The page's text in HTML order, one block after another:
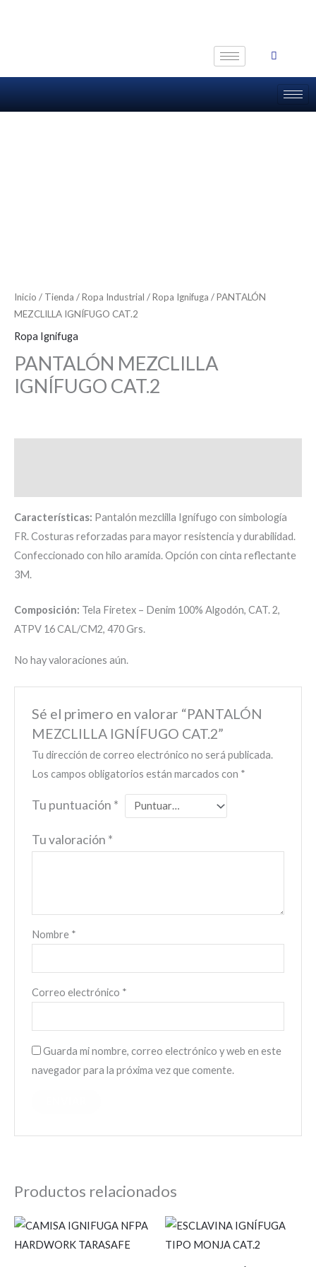
Inicio / Tienda /Ropa Industrial /Ropa Ignifuga / PANTALÓN
MEZCLILLA IGNÍFUGO CAT.2
Ropa Ignifuga
PANTALÓN MEZCLILLA
IGNÍFUGO CAT.2
Características: Pantalón mezclilla Ignífugo con simbología
FR. Costuras reforzadas para mayor resistencia y durabilidad.
Confeccionado con hilo aramida. Opción con cinta reflectante
3M.
Composición: Tela Firetex – Denim 100% Algodón, CAT. 2,
ATPV 16 CAL/CM2, 470 Grs.
No hay valoraciones aún.
Sé el primero en valorar “PANTALÓN
MEZCLILLA IGNÍFUGO CAT.2”
Tu dirección de correo electrónico no será publicada.
Los campos obligatorios están marcados con *
Tu puntuación *
Tu valoración *
Nombre *
Correo electrónico *
Guarda mi nombre, correo electrónico y web en este
navegador para la próxima vez que comente.
Productos relacionados